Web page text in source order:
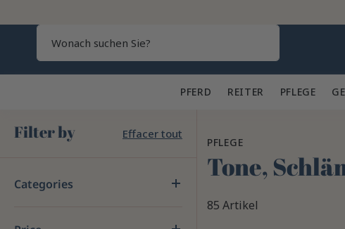
PFERD 🐎 REITER 👕 PFLEGE 🪮
Filter by Effacer tout
Categories
PFLEGE
Tone,
85 Artikel